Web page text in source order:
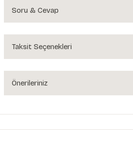
Soru & Cevap
Ürün hakkında henüz soru
Taksit Seçenekleri
Önerileriniz
yetersiz gördüğünüz noktaları öneri
Görüş ve önerileriniz için teşekkür ederiz.